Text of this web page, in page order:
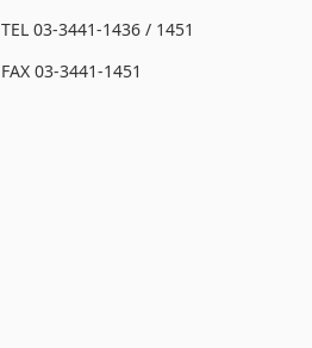
TEL 03-3441-1436 / 1451
FAX 03-3441-1451